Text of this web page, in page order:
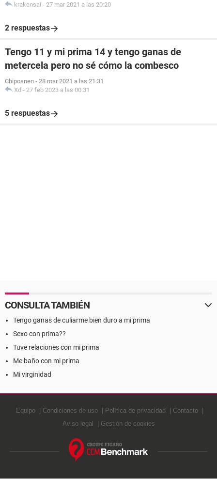
krakensai - 27 mar 2021 a las 20:20
2 respuestas
Tengo 11 y mi prima 14 y tengo ganas de
metercela pero no sé cómo la combesco
Chiposnen - 28 mar 2021 a las 21:31
Xd - 27 feb 2023 a las 00:31
5 respuestas
CONSULTA TAMBIÉN
Tengo ganas de culiarme bien duro a mi prima
Sexo con prima??
Tuve relaciones con mi prima
Me baño con mi prima
Mi virginidad
Equipo Condiciones de uso Política de privacidad
Contacto
Aviso legal
Gestión de cookies